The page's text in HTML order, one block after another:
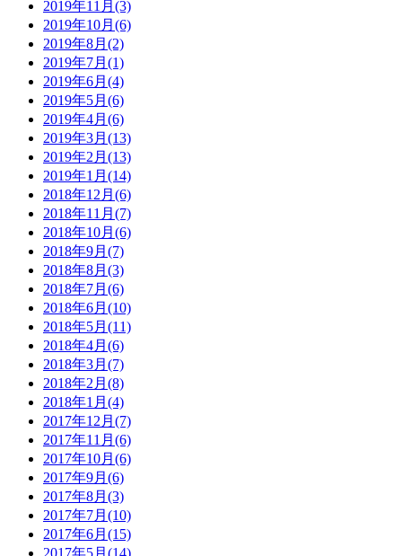
2019年11月(3)
2019年10月(6)
2019年8月(2)
2019年7月(1)
2019年6月(4)
2019年5月(6)
2019年4月(6)
2019年3月(13)
2019年2月(13)
2019年1月(14)
2018年12月(6)
2018年11月(7)
2018年10月(6)
2018年9月(7)
2018年8月(3)
2018年7月(6)
2018年6月(10)
2018年5月(11)
2018年4月(6)
2018年3月(7)
2018年2月(8)
2018年1月(4)
2017年12月(7)
2017年11月(6)
2017年10月(6)
2017年9月(6)
2017年8月(3)
2017年7月(10)
2017年6月(15)